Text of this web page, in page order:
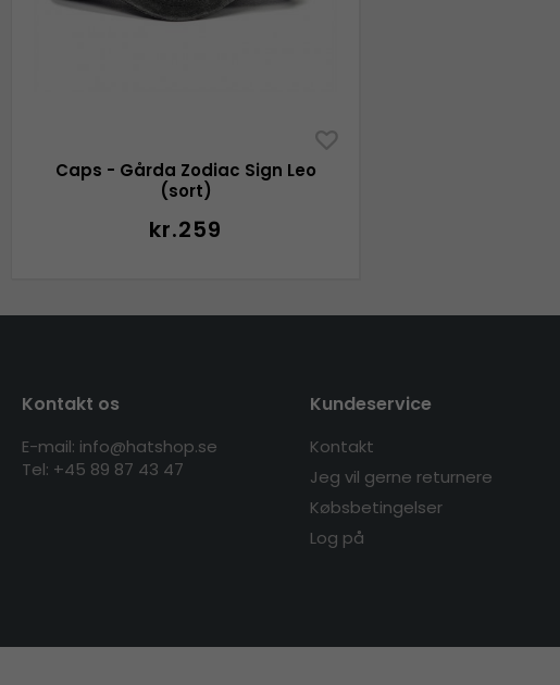
Caps - Gårda Zodiac Sign Leo
(sort)
kr.259
Kontakt os
E-mail: info@hatshop.se
Tel: +45 89 87 43 47
Kundeservice
Kontakt
Jeg vil gerne returnere
Købsbetingelser
Log på